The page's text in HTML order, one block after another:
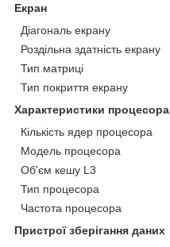
Екран
Діагональ екрану
Роздільна здатність екрану
Тип матриці
Тип покриття екрану
Характеристики процесора
Кількість ядер процесора
Модель процесора
Об'єм кешу L3
Тип процесора
Частота процесора
Пристрої зберігання даних